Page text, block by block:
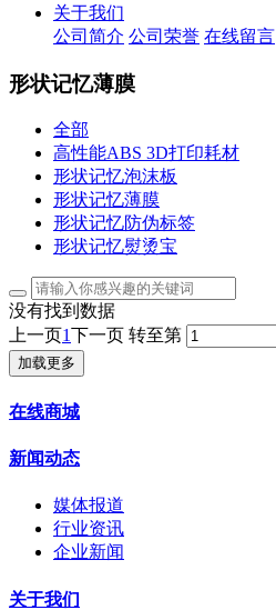
关于我们
公司简介 公司荣誉 在线留言
形状记忆薄膜
全部
高性能ABS 3D打印耗材
形状记忆泡沫板
形状记忆薄膜
形状记忆防伪标签
形状记忆熨烫宝
没有找到数据
上一页1下一页 转至第
加载更多
在线商城
新闻动态
媒体报道
行业资讯
企业新闻
关于我们